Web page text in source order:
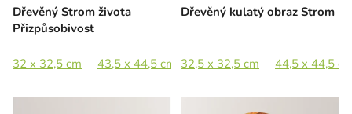
Dřevěný Strom života
Přizpůsobivost
32 x 32,5 cm 43,5 x 44,5 cm 63,5 x 65 cm 89 x 91 cm
Dřevěný kulatý obraz Strom
32,5 x 32,5 cm 44,5 x 44,5